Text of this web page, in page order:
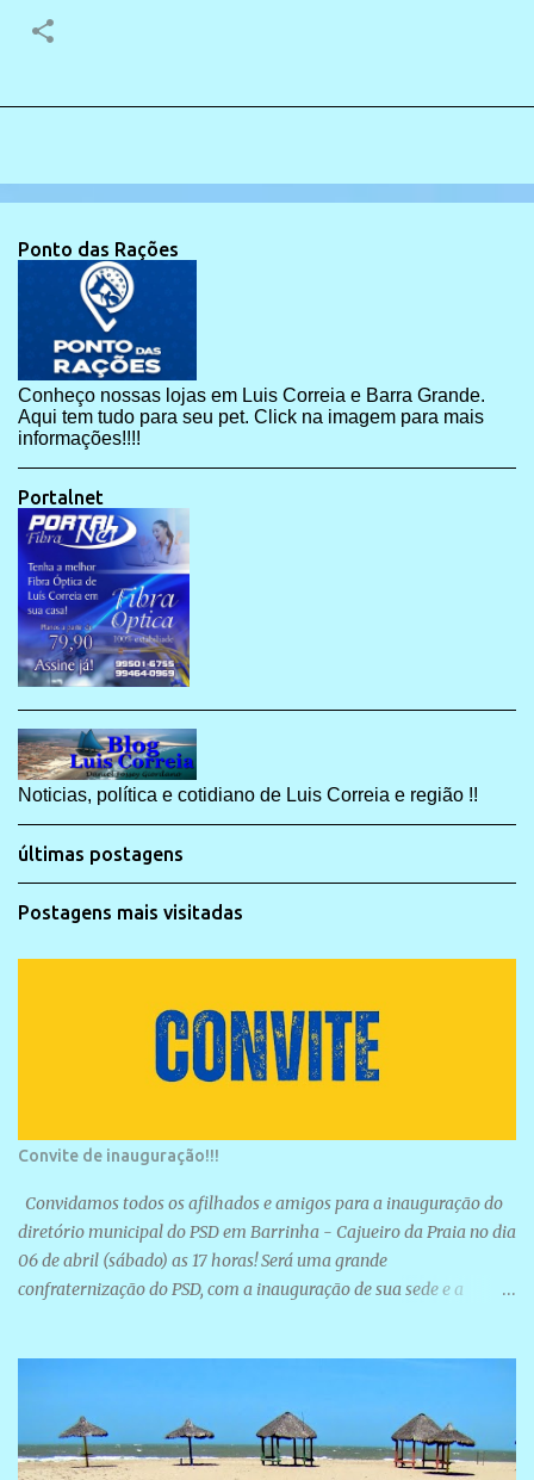
Ponto das Rações
Conheço nossas lojas em Luis Correia e Barra Grande.
Aqui tem tudo para seu pet. Click na imagem para mais
informações!!!!
Portalnet
Noticias, política e cotidiano de Luis Correia e região !!
últimas postagens
Postagens mais visitadas
Convite de inauguração!!!
Convidamos todos os afilhados e amigos para a inauguração do
diretório municipal do PSD em Barrinha - Cajueiro da Praia no dia
06 de abril (sábado) as 17 horas! Será uma grande
confraternização do PSD, com a inauguração de sua sede e a